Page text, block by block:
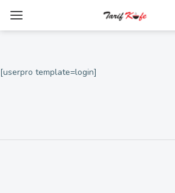
[userpro template=login]